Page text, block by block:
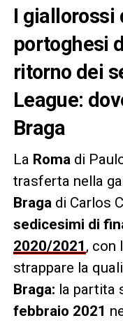
I giallorossi
portoghesi
ritorno dei
League:
Braga
La Romadi
trasferta nella
Bragadi Carlos
sedicesimi di
2020/2021 , con
strappare la
Braga: la partita
febbraio 2021